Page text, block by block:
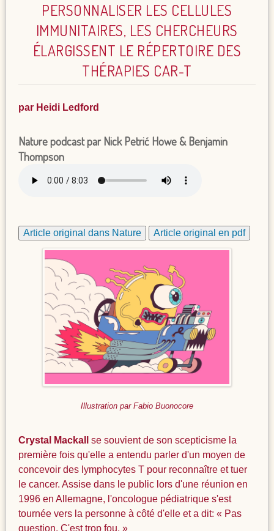
PERSONNALISER LES CELLULES
IMMUNITAIRES, LES CHERCHEURS
ÉLARGISSENT LE RÉPERTOIRE DES
THÉRAPIES CAR-T
par Heidi Ledford
Nature podcast par Nick Petrić Howe & Benjamin
Thompson
Article original dans Nature Article original en pdf
Illustration par Fabio Buonocore
Crystal Mackall
se souvient de son scepticisme la
première fois qu'elle a entendu parler d'un moyen de
concevoir des lymphocytes T pour reconnaître et tuer
le cancer. Assise dans le public lors d'une réunion en
1996 en Allemagne, l'oncologue pédiatrique s'est
tournée vers la personne à côté d'elle et a dit: « Pas
question. C'est trop fou. »